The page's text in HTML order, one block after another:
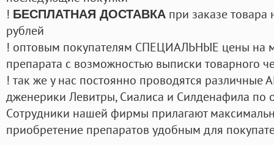
! БЕСПЛАТНАЯ ДОСТАВКА при заказе
рублей
! оптовым покупателям СПЕЦИАЛЬНЫЕ цены на
препарата с возможностью выписки товарного
! так же у нас постоянно проводятся
дженерики Левитры, Сиалиса и Силденафила по
Cотрудники нашей фирмы прилагают
приобретение препаратов удобным для